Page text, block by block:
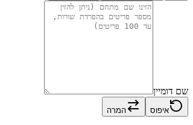
שם דומיין
איפוס המרה